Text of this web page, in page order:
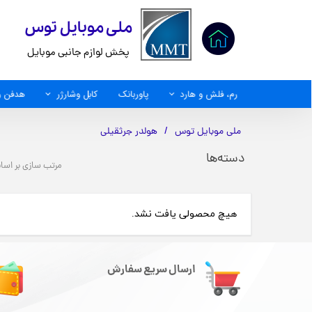
​ملی موبایل توس
پخش لوازم جانبی موبایل
رم، فلش و هارد پاوربانک کابل وشارژر هدفن
ملی موبایل توس هولدر جرثقیلی
دسته‌ها مرتب سازی بر
هیچ محصولی یافت نشد.
ارسال سریع سفارش